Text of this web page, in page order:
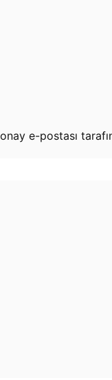
e-postası